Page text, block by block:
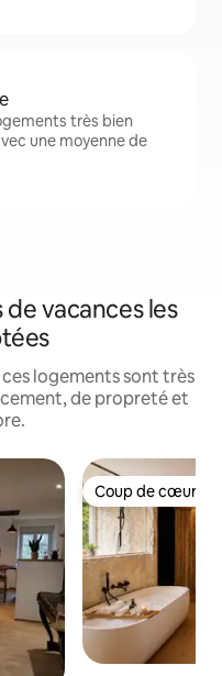
très bien
une moyenne de
de vacances les
logements sont très
de propreté et
Coup de cœur
Coup de cœur